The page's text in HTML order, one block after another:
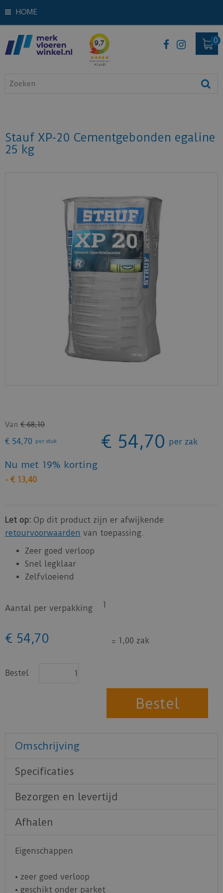
HOME
Stauf XP-20 Cementgebonden egaline
25 kg
Van € 68,10
€ 54,70 per stuk € 54,70 per zak
Nu met 19% korting
- € 13,40
Let op: Op dit product zijn er afwijkende
retourvoorwaarden van toepassing.
Zeer goed verloop
Snel legklaar
Zelfvloeiend
Aantal per verpakking 1
€ 54,70 = 1,00 zak
Bestel
Omschrijving
Specificaties
Bezorgen en levertijd
Afhalen
Eigenschappen
• zeer goed verloop
• geschikt onder parket